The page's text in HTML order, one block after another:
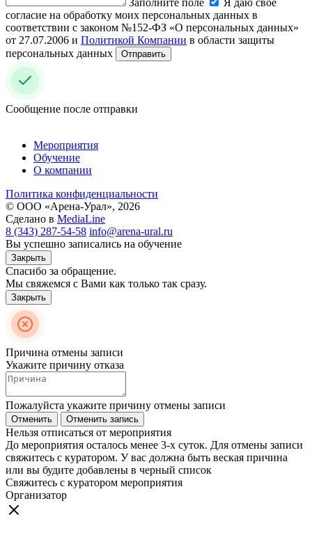
Заполните поле
Я даю свое
согласие на обработку моих персональных данных в
соответствии с законом №152-ФЗ «О персональных данных»
от 27.07.2006 и Политикой Компании в области защиты
персональных данных
Отправить
Сообщение после отправки
Мероприятия
Обучение
О компании
Политика конфиденциальности
© ООО «Арена-Урал», 2026
Сделано в MediaLine
8 (343) 287-54-58 info@arena-ural.ru
Вы успешно записались на обучение
Закрыть
Спасибо за обращение.
Мы свяжемся с Вами как только так сразу.
Закрыть
Причина отмены записи
Укажите причину отказа
Пожалуйста укажите причину отмены записи
Отменить Отменить запись
Нельзя отписаться от мероприятия
До мероприятия осталось менее 3-х суток. Для отмены записи
свяжитесь с куратором. У вас должна быть веская причина
или вы будите добавлены в черный список
Свяжитесь с куратором мероприятия
Организатор